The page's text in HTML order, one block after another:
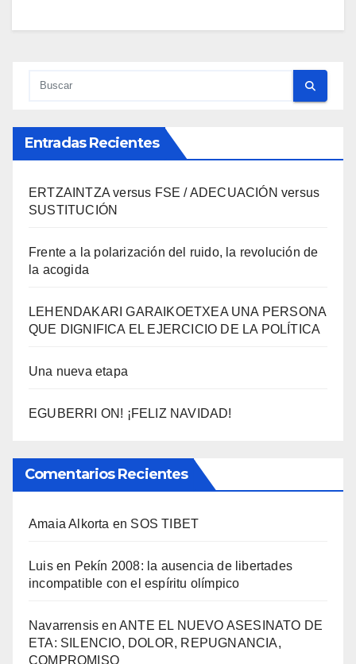
Entradas Recientes
ERTZAINTZA versus FSE / ADECUACIÓN versus
SUSTITUCIÓN
Frente a la polarización del ruido, la revolución de
la acogida
LEHENDAKARI GARAIKOETXEA UNA PERSONA
QUE DIGNIFICA EL EJERCICIO DE LA POLÍTICA
Una nueva etapa
EGUBERRI ON! ¡FELIZ NAVIDAD!
Comentarios Recientes
Amaia Alkorta en SOS TIBET
Luisen Pekí­n 2008: la ausencia de libertades
incompatible con el espí­ritu olí­mpico
Navarrensis enANTE EL NUEVO ASESINATO DE
ETA: SILENCIO, DOLOR, REPUGNANCIA,
COMPROMISO